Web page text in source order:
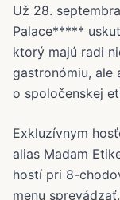
Už 28.
Palace*****
ktorý majú radi
gastronómiu, ale
o spoločenskej
Exkluzívnym
alias Madam
hostí pri 8-
menu